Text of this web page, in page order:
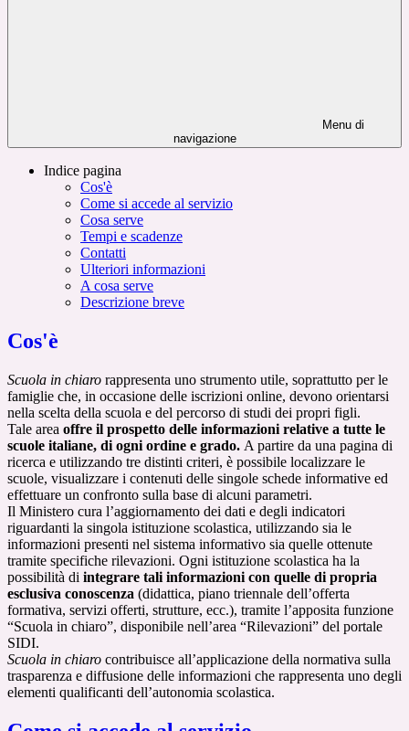
Menu di
navigazione
Indice pagina
Cos'è
Come si accede al servizio
Cosa serve
Tempi e scadenze
Contatti
Ulteriori informazioni
A cosa serve
Descrizione breve
Cos'è
Scuola in chiaro rappresenta uno strumento utile, soprattutto per le
famiglie che, in occasione delle iscrizioni online, devono orientarsi
nella scelta della scuola e del percorso di studi dei propri figli.
Tale area offre il prospetto delle informazioni relative a tutte le
scuole italiane, di ogni ordine e grado. A partire da una pagina di
ricerca e utilizzando tre distinti criteri, è possibile localizzare le
scuole, visualizzare i contenuti delle singole schede informative ed
effettuare un confronto sulla base di alcuni parametri.
Il Ministero cura l’aggiornamento dei dati e degli indicatori
riguardanti la singola istituzione scolastica, utilizzando sia le
informazioni presenti nel sistema informativo sia quelle ottenute
tramite specifiche rilevazioni. Ogni istituzione scolastica ha la
possibilità di integrare tali informazioni con quelle di propria
esclusiva conoscenza (didattica, piano triennale dell’offerta
formativa, servizi offerti, strutture, ecc.), tramite l’apposita funzione
“Scuola in chiaro”, disponibile nell’area “Rilevazioni” del portale
SIDI.
Scuola in chiaro contribuisce all’applicazione della normativa sulla
trasparenza e diffusione delle informazioni che rappresenta uno degli
elementi qualificanti dell’autonomia scolastica.